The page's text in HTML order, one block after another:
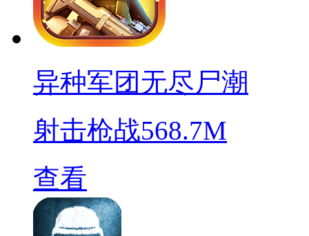
异种军团无尽尸潮
射击枪战568.7M
查看